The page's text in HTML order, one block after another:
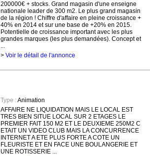
200000€ + stocks. Grand magasin d'une enseigne
nationale leader de 300 m2. Le plus grand magasin
de la région ! Chiffre d'affaire en pleine croissance +
40% en 2014 et sur une base de +20% en 2015.
Potentielle de croissance important avec les plus
grandes marques (les plus demandées). Concept et
...
> Voir le détail de l'annonce
Type :Animation
AFFAIRE NE LIQUIDATION MAIS LE LOCAL EST
TRES BIEN SITUE LOCAL SUR 2 ETAGES LE
PREMIER FAIT 150 M2 ET LE DEUXIEME 250M2 C
ETAIT UN VIDEO CLUB MAIS LA CONCURRENCE
INTERNET A ETE PLUS FORTE A COTE UN
FLEURISTE ET EN FACE UNE BOULANGERIE ET
UNE ROTISSERIE ...